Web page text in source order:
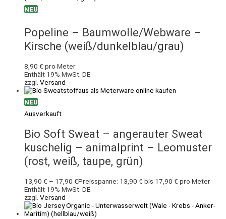
NEU
Popeline – Baumwolle/Webware –
Kirsche (weiß/dunkelblau/grau)
8,90 € pro Meter
Enthält 19% MwSt. DE
zzgl. Versand
NEU
Ausverkauft
Bio Soft Sweat – angerauter Sweat
kuschelig – animalprint – Leomuster
(rost, weiß, taupe, grün)
13,90 € – 17,90 €Preisspanne: 13,90 € bis 17,90 € pro Meter
Enthält 19% MwSt. DE
zzgl. Versand